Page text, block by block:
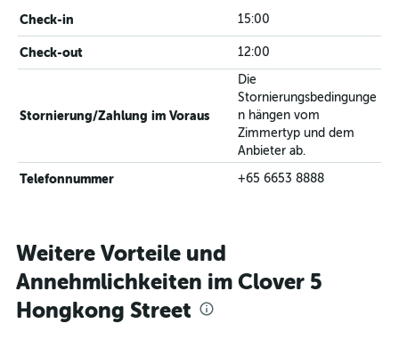
Check-in 15:00
Check-out 12:00
Stornierung/Zahlung im Voraus
Die
Stornierungsbedingunge
n hängen vom
Zimmertyp und dem
Anbieter ab.
Telefonnummer +65 6653 8888
Weitere Vorteile und
Annehmlichkeiten im Clover 5
Hongkong Street